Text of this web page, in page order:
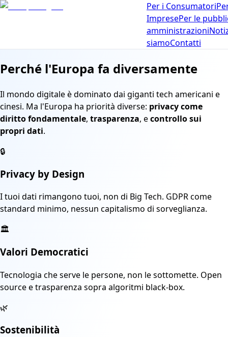
Per i Consumatori
ImpresePer le
amministrazioni
siamoContatti
Perché l'Europa fa diversamente
Il mondo digitale è dominato dai giganti tech americani e
cinesi. Ma l'Europa ha priorità diverse: privacy come
diritto fondamentale, trasparenza, econtrollo sui
propri dati.
🔒
Privacy by Design
I tuoi dati rimangono tuoi, non di Big Tech. GDPR come
standard minimo, nessun capitalismo di sorveglianza.
🏛️
Valori Democratici
Tecnologia che serve le persone, non le sottomette. Open
source e trasparenza sopra algoritmi black-box.
🌿
Sostenibilità